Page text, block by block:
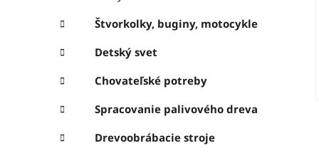
Štvorkolky, buginy, motocykle
Detský svet
Chovateľské potreby
Spracovanie palivového dreva
Drevoobrábacie stroje